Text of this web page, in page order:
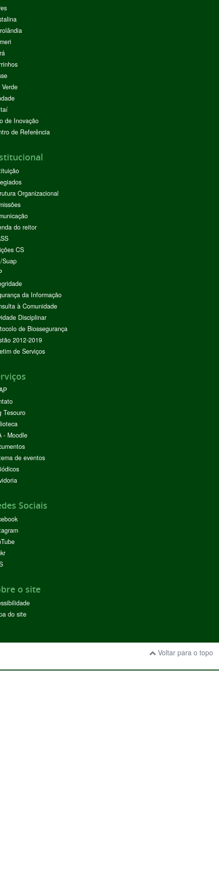
de Inovação
de Referência
Organizacional
do reitor
CS
Suap
da Informação
à Comunidade
Disciplinar
de Biossegurança
2012-2019
de Serviços
Tesouro
- Moodle
de eventos
Sociais
o site
do site
Voltar para o topo